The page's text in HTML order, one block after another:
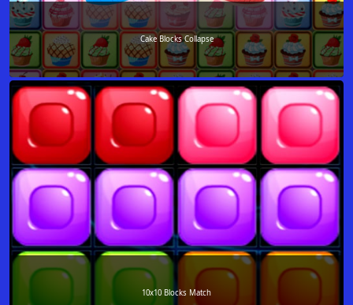
Cake Blocks Collapse
10x10 Blocks Match